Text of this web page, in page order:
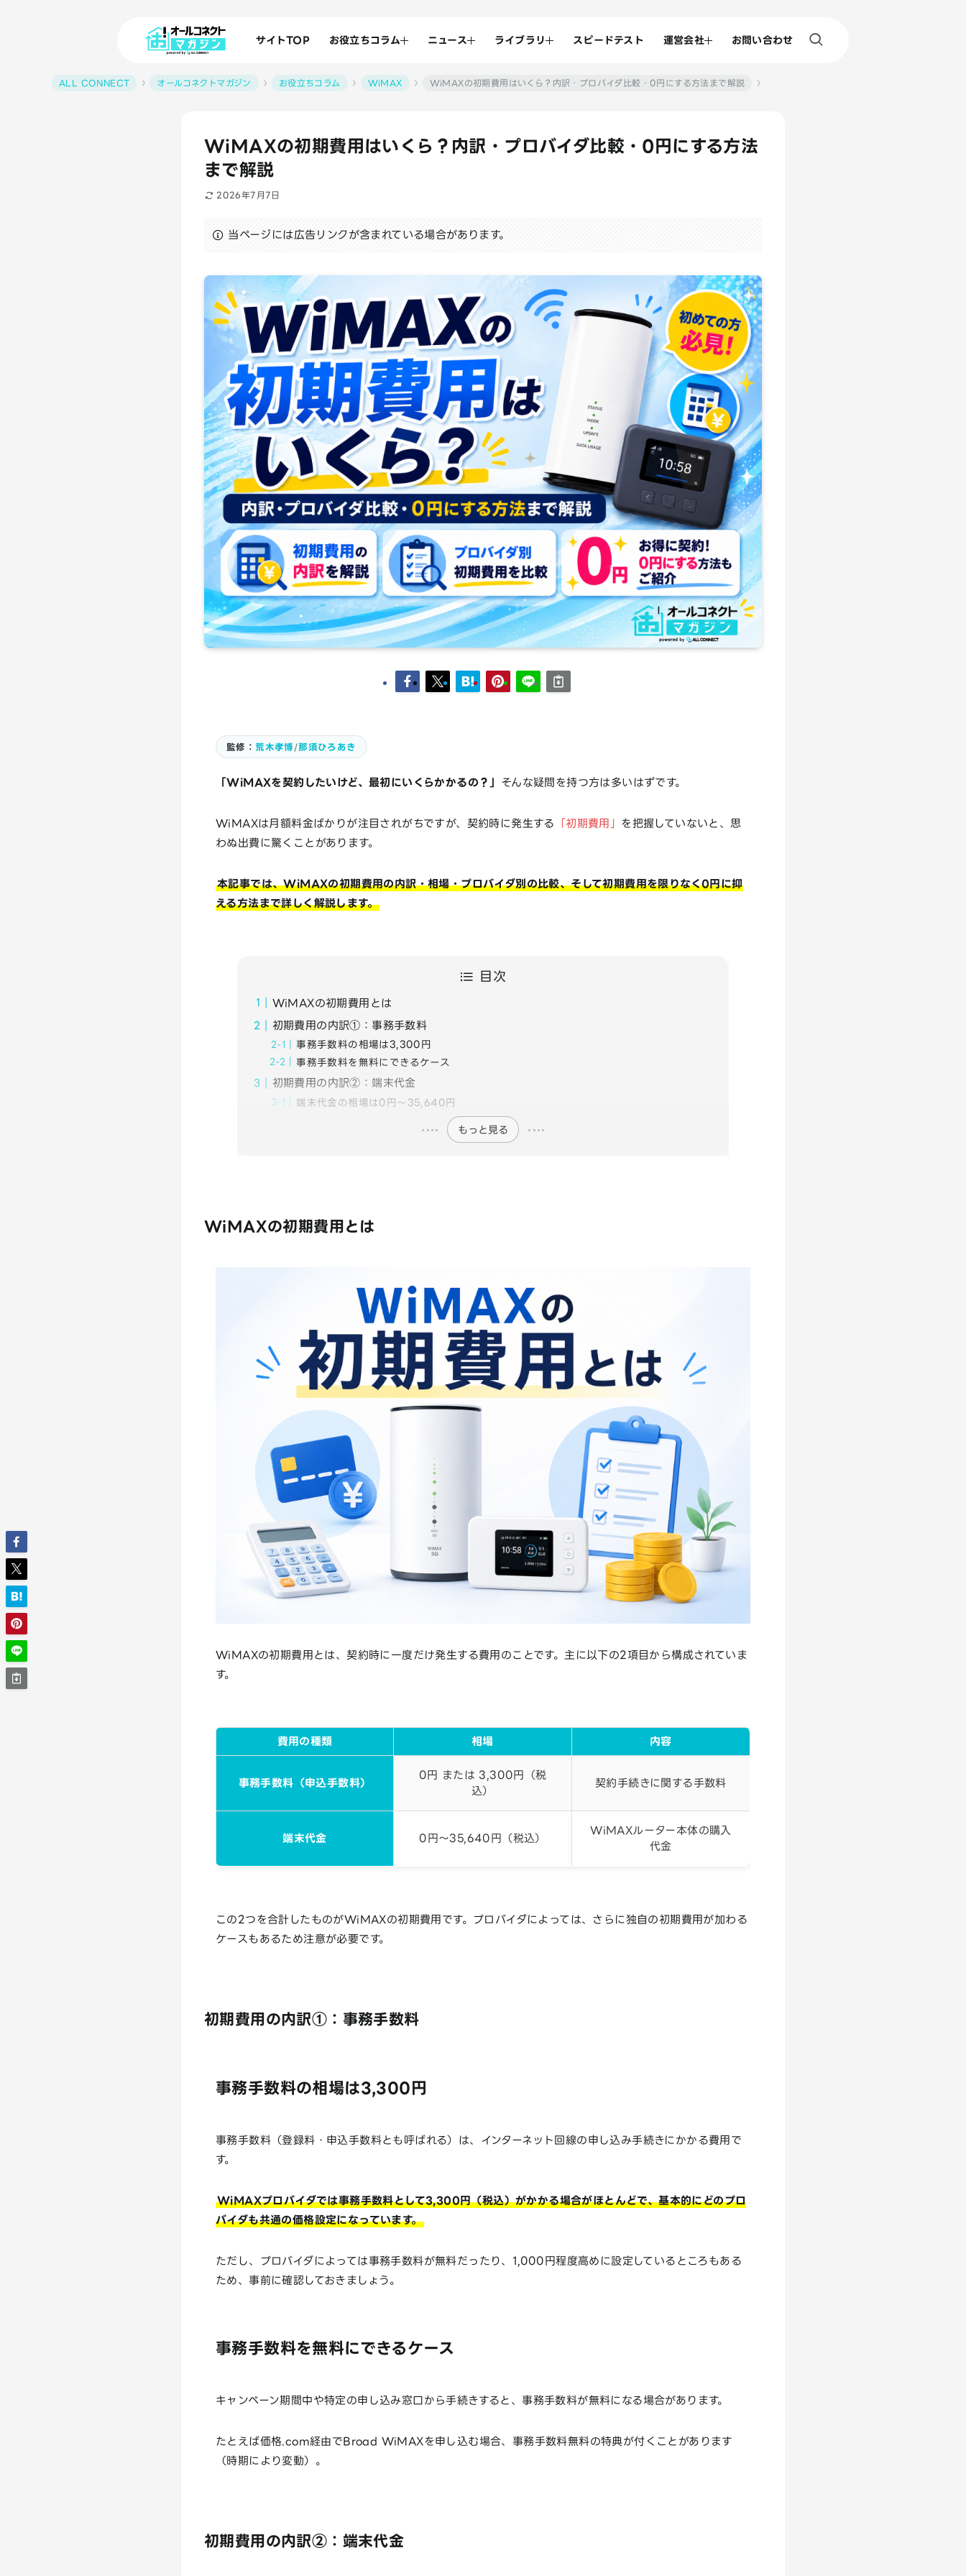
サイトTOP お役立ちコラム ニュース ライブラリ スピードテスト 運営会社 お問い合わせ
ALL CONNECT オールコネクトマガジン お役立ちコラム WiMAX WiMAXの初期費用はいくら？内訳・プロバイダ比較・0円にする方法まで解説
WiMAXの初期費用はいくら？内訳・プロバイダ比較・0円にする方法
まで解説
2026年7月7日
当ページには広告リンクが含まれている場合があります。
監修：荒木孝博 /那須ひろあき
「WiMAXを契約したいけど、最初にいくらかかるの？」 そんな疑問を持つ方は多いはずです。
WiMAXは月額料金ばかりが注目されがちですが、契約時に発生する 「初期費用」 を把握していないと、思
わぬ出費に驚くことがあります。
本記事では、WiMAXの初期費用の内訳・相場・プロバイダ別の比較、そして初期費用を限りなく0円に抑
える方法まで詳しく解説します。
目次
WiMAXの初期費用とは
初期費用の内訳①：事務手数料
事務手数料の相場は3,300円
事務手数料を無料にできるケース
初期費用の内訳②：端末代金
端末代金の相場は0円〜35,640円
もっと見る
WiMAXの初期費用とは
WiMAXの初期費用とは、契約時に一度だけ発生する費用のことです。主に以下の2項目から構成されていま
す。
費用の種類 相場 内容
事務手数料（申込手数料）
0円 または 3,300円（税
込）
契約手続きに関する手数料
端末代金 0円〜35,640円（税込）
WiMAXルーター本体の購入
代金
この2つを合計したものがWiMAXの初期費用です。プロバイダによっては、さらに独自の初期費用が加わる
ケースもあるため注意が必要です。
初期費用の内訳①：事務手数料
事務手数料の相場は3,300円
事務手数料（登録料・申込手数料とも呼ばれる）は、インターネット回線の申し込み手続きにかかる費用で
す。
WiMAXプロバイダでは事務手数料として3,300円（税込）がかかる場合がほとんどで、基本的にどのプロ
バイダも共通の価格設定になっています。
ただし、プロバイダによっては事務手数料が無料だったり、1,000円程度高めに設定しているところもある
ため、事前に確認しておきましょう。
事務手数料を無料にできるケース
キャンペーン期間中や特定の申し込み窓口から手続きすると、事務手数料が無料になる場合があります。
たとえば価格.com経由でBroad WiMAXを申し込む場合、事務手数料無料の特典が付くことがあります
（時期により変動）。
初期費用の内訳②：端末代金